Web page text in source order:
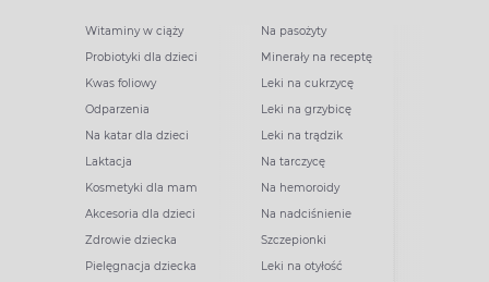
Witaminy w ciąży
Probiotyki dla dzieci
Kwas foliowy
Odparzenia
Na katar dla dzieci
Laktacja
Kosmetyki dla mam
Akcesoria dla dzieci
Zdrowie dziecka
Pielęgnacja dziecka
Na pasożyty
Minerały na receptę
Leki na cukrzycę
Leki na grzybicę
Leki na trądzik
Na tarczycę
Na hemoroidy
Na nadciśnienie
Szczepionki
Leki na otyłość